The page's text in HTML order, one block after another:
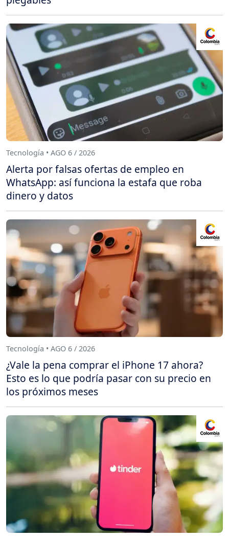
Tecnología • AGO 6 / 2026
Alerta por falsas ofertas de empleo en
WhatsApp: así funciona la estafa que roba
dinero y datos
Tecnología • AGO 6 / 2026
¿Vale la pena comprar el iPhone 17 ahora?
Esto es lo que podría pasar con su precio en
los próximos meses